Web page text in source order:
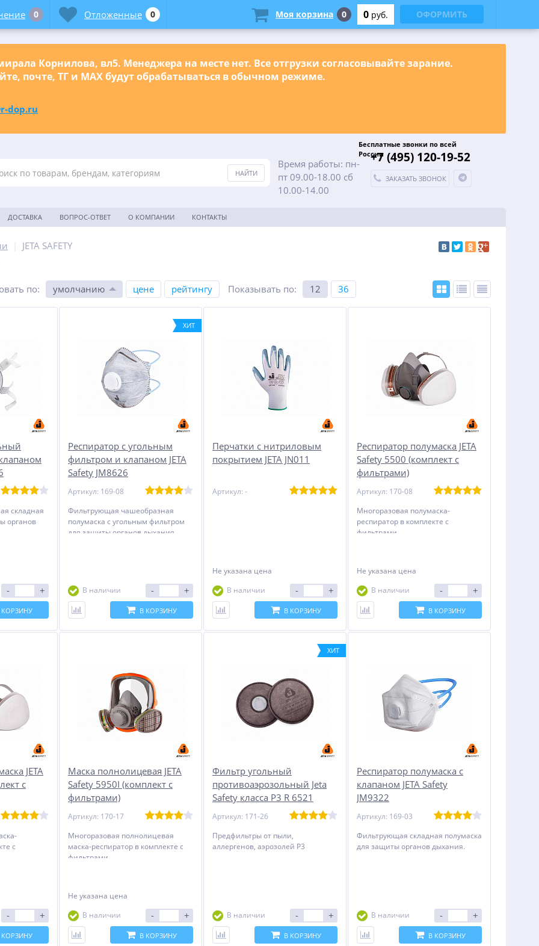
Корнилова, вл5. Менеджера на месте нет. Все отгрузки согласовывайте зарание.
почте, ТГ и МАХ будут обрабатываться в обычном режиме.
dop.ru
Время работы: пн-
пт 09.00-18.00 сб
10.00-14.00
Бесплатные звонки по всей
России+7 (495) 120-19-52
ЗАКАЗАТЬ ЗВОНОК
ДОСТАВКА ВОПРОС-ОТВЕТ О КОМПАНИИ КОНТАКТЫ
JETA SAFETY
по: умолчанию цене рейтингу Показывать по: 12 36
складная
органов
- +
КОРЗИНУ
ХИТ
Респиратор с угольным
фильтром и клапаном JETA
Safety JM8626
Артикул: 169-08
Фильтрующая чашеобразная
полумаска с угольным фильтром
для защиты органов дыхания.
В наличии - +
В КОРЗИНУ
Перчатки с нитриловым
покрытием JETA JN011
Артикул: -
Не указана цена
В наличии
- +
В КОРЗИНУ
Респиратор полумаска JETA
Safety 5500 (комплект с
фильтрами)
Артикул: 170-08
Многоразовая полумаска-
респиратор в комплекте с
фильтрами
Не указана цена
В наличии
- +
В КОРЗИНУ
JETA
с
с
- +
КОРЗИНУ
Маска полнолицевая JETA
Safety 5950I (комплект с
фильтрами)
Артикул: 170-17
Многоразовая полнолицевая
маска-респиратор в комплекте с
фильтрами
Не указана цена
В наличии
- +
В КОРЗИНУ
ХИТ
Фильтр угольный
противоаэрозольный Jeta
Safety класса P3 R 6521
Артикул: 171-26
Предфильтры от пыли,
аллергенов, аэрозолей P3
В наличии - +
В КОРЗИНУ
Респиратор полумаска с
клапаном JETA Safety
JM9322
Артикул: 169-03
Фильтрующая складная полумаска
для защиты органов дыхания.
В наличии - +
В КОРЗИНУ
0 Отложенные 0 Моя корзина 0 0 руб. ОФОРМИТЬ